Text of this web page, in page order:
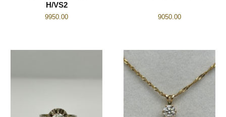
H/VS2
9950.00 9050.00